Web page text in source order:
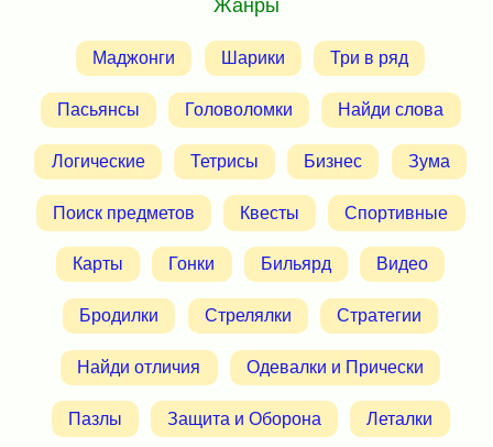
Жанры
Маджонги Шарики Три в ряд
Пасьянсы Головоломки Найди слова
Логические Тетрисы Бизнес Зума
Поиск предметов Квесты Спортивные
Карты Гонки Бильярд Видео
Бродилки Стрелялки Стратегии
Найди отличия Одевалки и Прически
Пазлы Защита и Оборона Леталки